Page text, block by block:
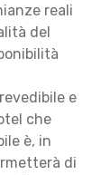
reali
del
e
che
è, in
di